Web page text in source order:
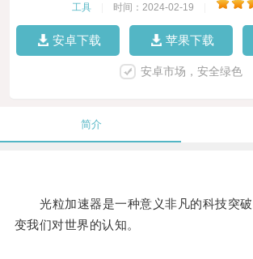
工具 时间：2024-02-19
安卓下载 苹果下载
安卓市场，安全绿色
简介
光粒加速器是一种意义非凡的科技突破
变我们对世界的认知。